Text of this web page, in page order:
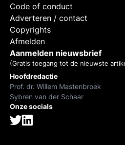
Code of conduct
Adverteren / contact
Copyrights
Afmelden
Aanmelden nieuwsbrief
(Gratis toegang tot de nieuwste
Hoofdredactie
Prof. dr. Willem Mastenbroek
Sybren van der Schaar
Onze socials